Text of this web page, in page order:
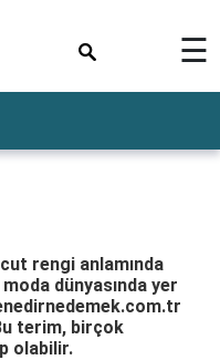
☰
rengi anlamında
dünyasında yer
terim, birçok
olabilir.